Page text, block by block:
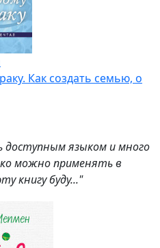
Как создать семью, о
доступным языком и много
можно применять в
книгу буду..."